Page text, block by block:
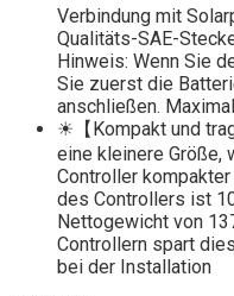
Verbindung mit
Qualitäts-SAE-
Hinweis: Wenn Sie
Sie zuerst die
anschließen.
☀【Kompakt und
eine kleinere Größe,
Controller
des Controllers ist
Nettogewicht von
Controllern spart
bei der Installation